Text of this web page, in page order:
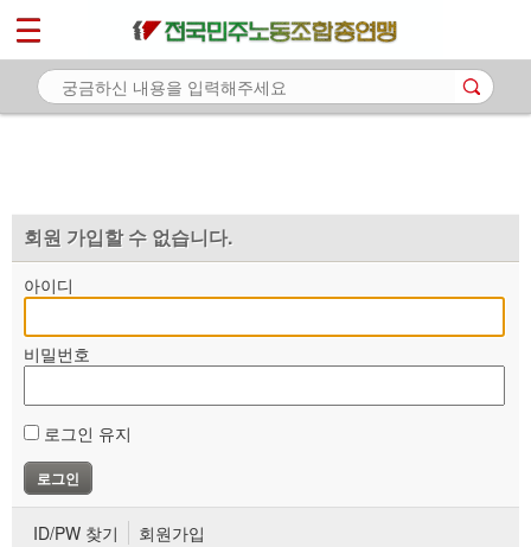
회원 가입할 수 없습니다.
아이디
비밀번호
로그인 유지
ID/PW 찾기 회원가입
마이페이지
소개
자료
부설기관